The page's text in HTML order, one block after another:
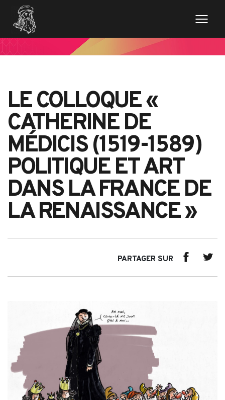
LE COLLOQUE «
CATHERINE DE
MÉDICIS (1519-1589)
POLITIQUE ET ART
DANS LA FRANCE DE
LA RENAISSANCE »
PARTAGER SUR